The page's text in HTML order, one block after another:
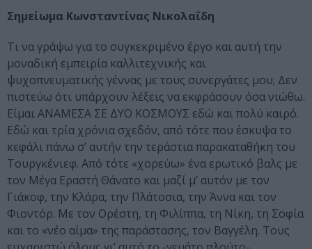
Σημείωμα Κωνσταντίνας Νικολαΐδη
Τι να γράψω για το συγκεκριμένο έργο και αυτή την
μοναδική εμπειρία καλλιτεχνικής και
ψυχοπνευματικής γέννας με τους συνεργάτες μου; Δεν
πιστεύω ότι υπάρχουν λέξεις να εκφράσουν όσα νιώθω.
Είμαι ΑΝΑΜΕΣΑ ΣΕ ΔΥΟ ΚΟΣΜΟΥΣ εδώ και πολύ καιρό.
Εδώ και τρία χρόνια σχεδόν, από τότε που έσκυψα το
κεφάλι πάνω σ’ αυτήν την τεράστια παρακαταθήκη του
Τουργκένιεφ. Από τότε «χορεύω» ένα ερωτικό βαλς με
τον Μέγα Εραστή Θάνατο και μαζί μ’ αυτόν με τον
Γιάκοφ, την Κλάρα, την Πλάτοσια, την Άννα και τον
Φιοντόρ. Με τον Ορέστη, τη Φιλίππα, τη Νίκη, τη Σοφία
και το «νέο αίμα» της παράστασης, τον Βαγγέλη. Τους